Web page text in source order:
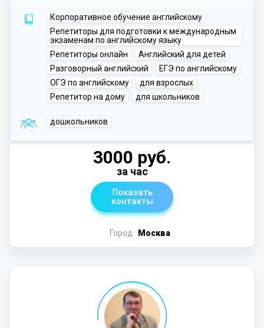
Корпоративное обучение английскому
Репетиторы для подготовки к международным
экзаменам по английскому языку
Репетиторы онлайн
Английский для детей
Разговорный английский
ЕГЭ по английскому
ОГЭ по английскому
для взрослых
Репетитор на дому
для школьников
дошкольников
Город: Москва
3000 руб.
за час
Показать
контакты